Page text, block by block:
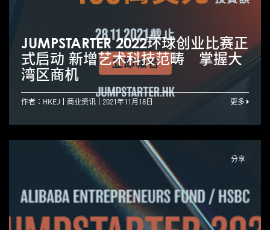
​JUMPSTARTER 2022环球创业比赛正
式启动 新增艺术科技范畴 掌握大
湾区商机
作者：HKEJ 商业资讯 2021年11月18日 更多
分享